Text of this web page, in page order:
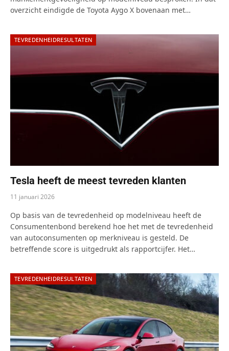
overzicht eindigde de Toyota Aygo X bovenaan met…
TEVREDENHEIDRESULTATEN
Tesla heeft de meest tevreden klanten
11 januari 2026
Op basis van de tevredenheid op modelniveau heeft de
Consumentenbond berekend hoe het met de tevredenheid
van autoconsumenten op merkniveau is gesteld. De
betreffende score is uitgedrukt als rapportcijfer. Het…
TEVREDENHEIDRESULTATEN